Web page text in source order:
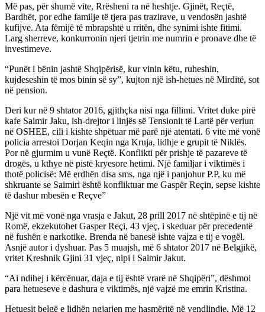
Më pas, për shumë vite, Rrësheni ra në heshtje. Gjinët, Reçtë,
Bardhët, por edhe familje të tjera pas trazirave, u vendosën jashtë
kufijve. Ata fëmijë të mbrapshtë u rritën, dhe synimi ishte fitimi.
Larg sherreve, konkurronin njeri tjetrin me numrin e pronave dhe të
investimeve.
“Punët i bënin jashtë Shqipërisë, kur vinin këtu, ruheshin,
kujdeseshin të mos binin së sy”, kujton një ish-hetues në Mirditë, sot
në pension.
Deri kur në 9 shtator 2016, gjithçka nisi nga fillimi. Vritet duke pirë
kafe Saimir Jaku, ish-drejtor i linjës së Tensionit të Lartë për veriun
në OSHEE, cili i kishte shpëtuar më parë një atentati. 6 vite më vonë
policia arrestoi Dorjan Keqin nga Kruja, lidhje e grupit të Niklës.
Por në gjurmim u vunë Reçtë. Konflikti për prishje të pazareve të
drogës, u kthye në pistë kryesore hetimi. Një familjar i viktimës i
thotë policisë: Më erdhën disa sms, nga një i panjohur P.P, ku më
shkruante se Saimiri është konfliktuar me Gaspër Reçin, sepse kishte
të dashur mbesën e Reçve”
Një vit më vonë nga vrasja e Jakut, 28 prill 2017 në shtëpinë e tij në
Romë, ekzekutohet Gasper Reçi, 43 vjeç, i skeduar për precedentë
në fushën e narkotike. Brenda në banesë ishte vajza e tij e vogël.
Asnjë autor i dyshuar. Pas 5 muajsh, më 6 shtator 2017 në Belgjikë,
vritet Kreshnik Gjini 31 vjeç, nipi i Saimir Jakut.
“Ai ndihej i kërcënuar, daja e tij është vrarë në Shqipëri”, dëshmoi
para hetueseve e dashura e viktimës, një vajzë me emrin Kristina.
Hetuesit belgë e lidhën ngjarjen me hasmëritë në vendlindje. Më 12